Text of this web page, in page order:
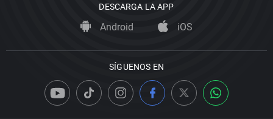
DESCARGA LA APP
Android iOS
SÍGUENOS EN